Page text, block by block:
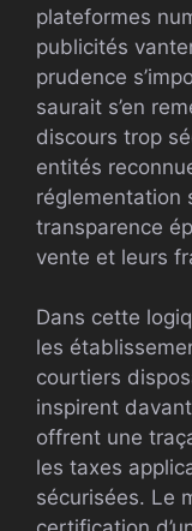
plateformes
publicités
prudence
saurait s’en
discours trop
entités
réglementation
transparence
vente et leurs
Dans cette
les
courtiers
inspirent
offrent une
les taxes
sécurisées. Le